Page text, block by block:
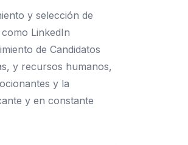
y selección de
LinkedIn
de Candidatos
y recursos humanos,
y la
y en constante